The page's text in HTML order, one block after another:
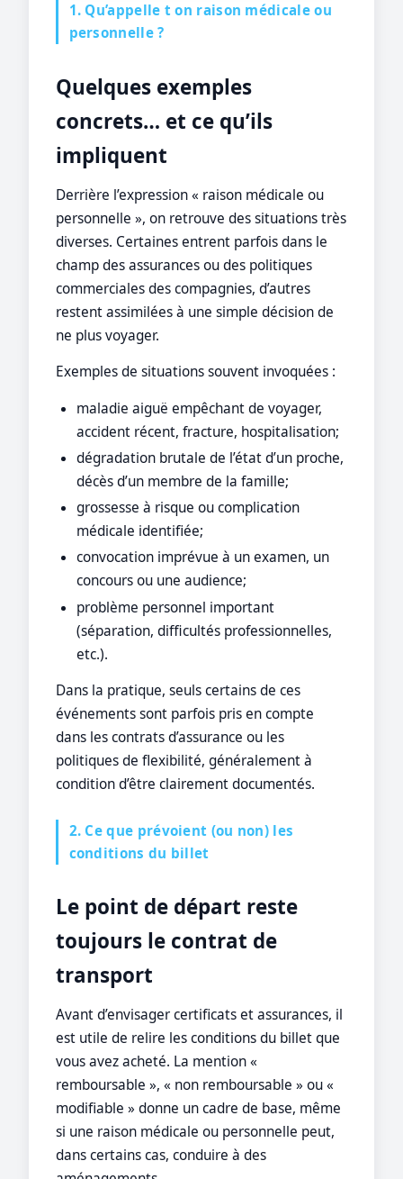
1. Qu’appelle t on raison médicale ou
personnelle ?
Quelques exemples
concrets… et ce qu’ils
impliquent
Derrière l’expression « raison médicale ou
personnelle », on retrouve des situations très
diverses. Certaines entrent parfois dans le
champ des assurances ou des politiques
commerciales des compagnies, d’autres
restent assimilées à une simple décision de
ne plus voyager.
Exemples de situations souvent invoquées :
maladie aiguë empêchant de voyager,
accident récent, fracture, hospitalisation;
dégradation brutale de l’état d’un proche,
décès d’un membre de la famille;
grossesse à risque ou complication
médicale identifiée;
convocation imprévue à un examen, un
concours ou une audience;
problème personnel important
(séparation, difficultés professionnelles,
etc.).
Dans la pratique, seuls certains de ces
événements sont parfois pris en compte
dans les contrats d’assurance ou les
politiques de flexibilité, généralement à
condition d’être clairement documentés.
2. Ce que prévoient (ou non) les
conditions du billet
Le point de départ reste
toujours le contrat de
transport
Avant d’envisager certificats et assurances, il
est utile de relire les conditions du billet que
vous avez acheté. La mention «
remboursable », « non remboursable » ou «
modifiable » donne un cadre de base, même
si une raison médicale ou personnelle peut,
dans certains cas, conduire à des